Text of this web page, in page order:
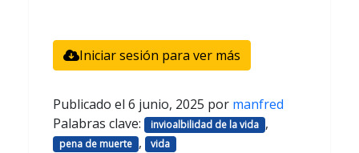
Iniciar sesión para ver más
Publicado el 6 junio, 2025 por manfred
Palabras clave:
invioalbilidad de la vida ,
pena de muerte , vida